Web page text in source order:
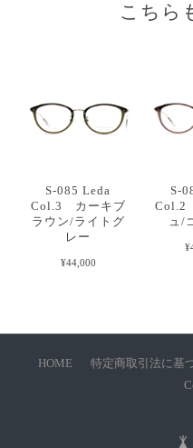
こちら
S-085 Leda
Col.3 カーキブ
ラウン/ライトグ
レー
¥44,000
S-
Col.2
ュ/
HOME 特定商取引法に基